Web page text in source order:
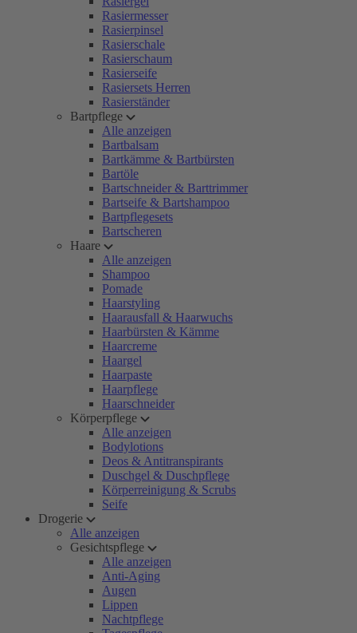
Rasiermesser
Rasierpinsel
Rasierschale
Rasierschaum
Rasierseife
Rasiersets Herren
Rasierständer
Bartpflege
Alle anzeigen
Bartbalsam
Bartkämme & Bartbürsten
Bartöle
Bartschneider & Barttrimmer
Bartseife & Bartshampoo
Bartpflegesets
Bartscheren
Haare
Alle anzeigen
Shampoo
Pomade
Haarstyling
Haarausfall & Haarwuchs
Haarbürsten & Kämme
Haarcreme
Haargel
Haarpaste
Haarpflege
Haarschneider
Körperpflege
Alle anzeigen
Bodylotions
Deos & Antitranspirants
Duschgel & Duschpflege
Körperreinigung & Scrubs
Seife
Drogerie
Alle anzeigen
Gesichtspflege
Alle anzeigen
Anti-Aging
Augen
Lippen
Nachtpflege